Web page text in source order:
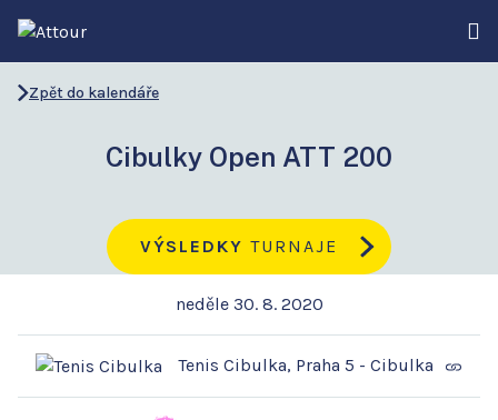
Zpět do kalendáře
Cibulky Open ATT 200
VÝSLEDKY TURNAJE
neděle 30. 8. 2020
Tenis Cibulka, Praha 5 - Cibulka